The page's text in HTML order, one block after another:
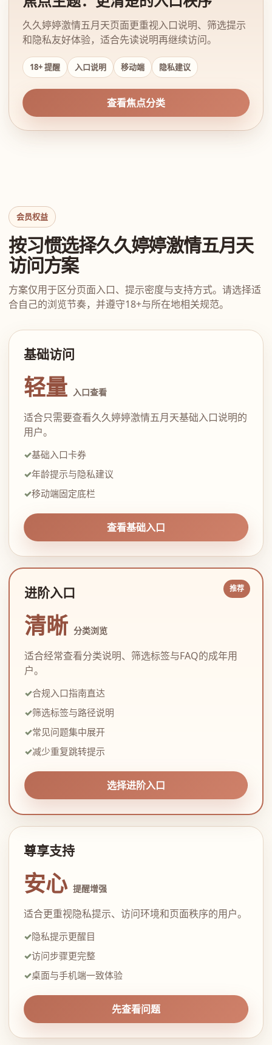
久久婷婷激情五月天页面更重视入口说明、筛选提示
和隐私友好体验，适合先读说明再继续访问。
18+ 提醒 入口说明 移动端 隐私建议
查看焦点分类
会员权益
按习惯选择久久婷婷激情五月天
访问方案
方案仅用于区分页面入口、提示密度与支持方式。请选择适
合自己的浏览节奏，并遵守18+与所在地相关规范。
基础访问
轻量 入口查看
适合只需要查看久久婷婷激情五月天基础入口说明的
用户。
基础入口卡券
年龄提示与隐私建议
移动端固定底栏
查看基础入口
进阶入口
清晰 分类浏览
适合经常查看分类说明、筛选标签与FAQ的成年用
户。
合规入口指南直达
筛选标签与路径说明
常见问题集中展开
减少重复跳转提示
选择进阶入口
尊享支持
安心 提醒增强
适合更重视隐私提示、访问环境和页面秩序的用户。
隐私提示更醒目
访问步骤更完整
桌面与手机端一致体验
先查看问题